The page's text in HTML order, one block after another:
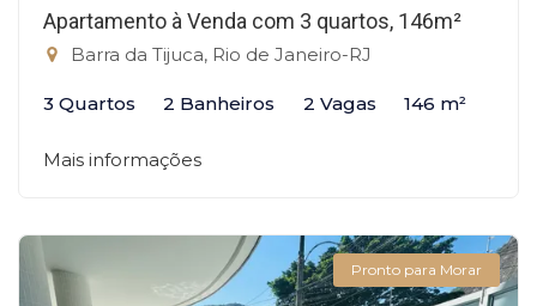
Apartamento à Venda com 3 quartos, 146m²
Barra da Tijuca, Rio de Janeiro-RJ
3 Quartos 2 Banheiros 2 Vagas 146 m²
Mais informações
Pronto para Morar